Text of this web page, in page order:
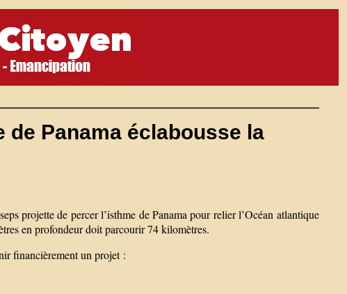
de Panama éclabousse la
projette de percer l’isthme de Panama pour relier l’Océan atlantique
en profondeur doit parcourir 74 kilomètres.
financièrement un projet :